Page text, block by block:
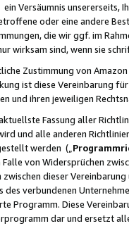
Versäumnis unsererseits,
oder eine andere
die wir ggf. im
wirksam sind, wenn sie
Zustimmung von
ist diese Vereinbarung
und ihren jeweiligen
Fassung aller
und alle anderen
werden („
von Widersprüchen
dieser
verbundenen
Programm. Diese
dar und ersetzt